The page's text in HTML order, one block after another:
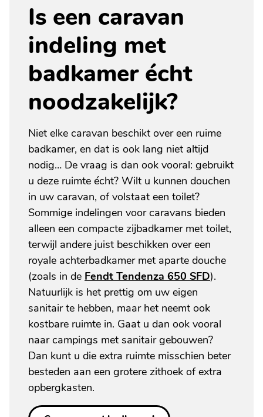
Is een caravan
indeling met
badkamer écht
noodzakelijk?
Niet elke caravan beschikt over een ruime
badkamer, en dat is ook lang niet altijd
nodig… De vraag is dan ook vooral: gebruikt
u deze ruimte écht? Wilt u kunnen douchen
in uw caravan, of volstaat een toilet?
Sommige indelingen voor caravans bieden
alleen een compacte zijbadkamer met toilet,
terwijl andere juist beschikken over een
royale achterbadkamer met aparte douche
(zoals in de Fendt Tendenza 650 SFD).
Natuurlijk is het prettig om uw eigen
sanitair te hebben, maar het neemt ook
kostbare ruimte in. Gaat u dan ook vooral
naar campings met sanitair gebouwen?
Dan kunt u die extra ruimte misschien beter
besteden aan een grotere zithoek of extra
opbergkasten.